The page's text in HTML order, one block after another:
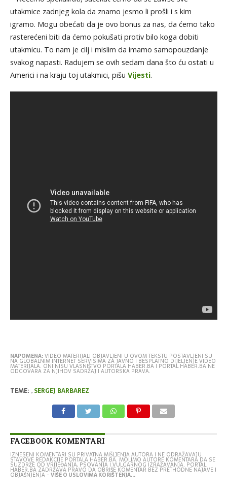
utakmice zadnjeg kola da znamo jesmo li prošli i s kim
igramo. Mogu obećati da je ovo bonus za nas, da ćemo tako
rasterećeni biti da ćemo pokušati protiv bilo koga dobiti
utakmicu. To nam je cilj i mislim da imamo samopouzdanje
svakog napasti. Radujem se ovih sedam dana što ću ostati u
Americi i na kraju toj utakmici, pišu Vijesti.
NAPOMENA:VIDEO MATERIJALI OBJAVLJENI U OVOM TEKSTU POSTAVLJENI SU
NA GLOBALNIM INTERNET SERVISIMA ZA JAVNO I BESPLATNO DIJELJENJE VIDEO
MATERIJALA. ONI NISU VLASNIŠTVO PORTALA HABER.BA I PORTAL HABER.BA NE
ODGOVARA ZA NJIHOV SADRŽAJ I AUTORSKA PRAVA.
TEME: , SERGEJ BARBAREZ
FACEBOOK KOMENTARI
IZNESENI KOMENTARI SU PRIVATNA MIŠLJENJA AUTORA I NE ODRAŽAVAJU
STAVOVE REDAKCIJE PORTALA HABER.BA. MOLIMO AUTORE KOMENTARA DA SE
SUZDRŽE OD VRIJEĐANJA, PSOVANJA I VULGARNOG IZRAŽAVANJA. PORTAL
HABER.BA ZADRŽAVA PRAVO DA OBRIŠE KOMENTAR BEZ PRETHODNE NAJAVE I
OBJAŠNJENJA -VIŠE O USLOVIMA KORIŠTENJA...